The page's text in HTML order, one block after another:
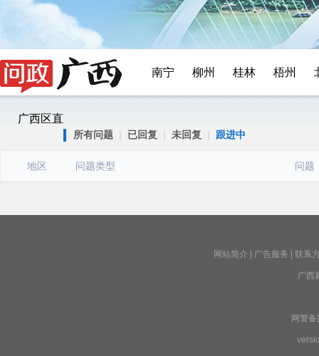
南宁 柳州 桂林 梧州
广西区直
所有问题 | 已回复 | 未回复 | 跟进中
地区 问题类型 问题
网站简介 广告服务 联系
广西
网警